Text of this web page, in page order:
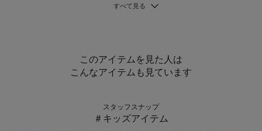
このアイテムを見た人は
こんなアイテムも見ています
スタッフスナップ
＃キッズアイテム